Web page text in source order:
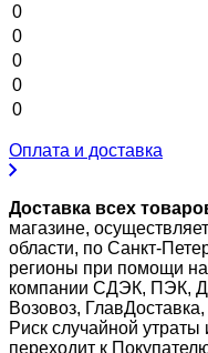
0
0
0
0
0
Оплата и доставка
Доставка всех
магазине,
области, по Санкт-
регионы при помощи
компании СДЭК, ПЭК,
Возовоз,
Риск случайной
переходит к